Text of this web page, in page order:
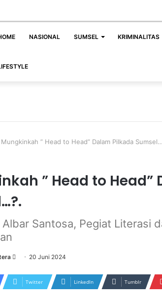
NASIONAL SUMSEL KRIMINALITAS
Mungkinkah ” Head to Head” Dalam Pilkada
” Head to Head”
Albar Santosa, Pegiat Literasi
Send
email
20 Juni 2024
Twitter LinkedIn Tumblr